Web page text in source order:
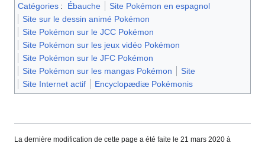
Catégories : Ébauche
Site Pokémon en espagnol
Site sur le dessin animé Pokémon
Site Pokémon sur le JCC Pokémon
Site Pokémon sur les jeux vidéo Pokémon
Site Pokémon sur le JFC Pokémon
Site Pokémon sur les mangas Pokémon
Site
Site Internet actif
Encyclopædiæ Pokémonis
La dernière modification de cette page a été faite le 21 mars 2020 à